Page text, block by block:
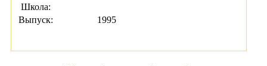
Школа:
Выпуск:
1995